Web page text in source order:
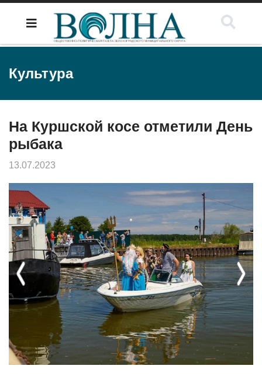
Культура
На Куршской косе отметили День
рыбака
13.07.2023
Previous Next